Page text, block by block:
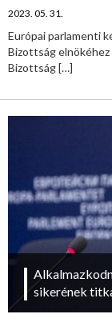
2023. 05. 31.
Európai parlamenti
Bizottság elnökéhez
Bizottság[…]
sikerének